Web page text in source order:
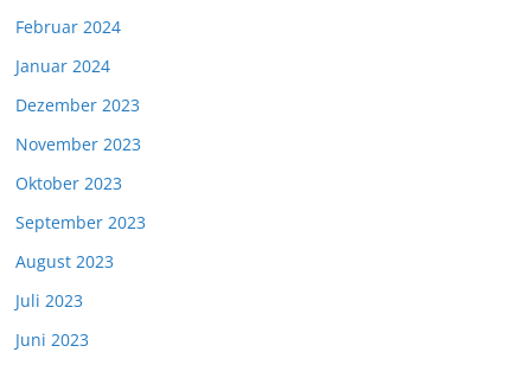
Februar 2024
Januar 2024
Dezember 2023
November 2023
Oktober 2023
September 2023
August 2023
Juli 2023
Juni 2023